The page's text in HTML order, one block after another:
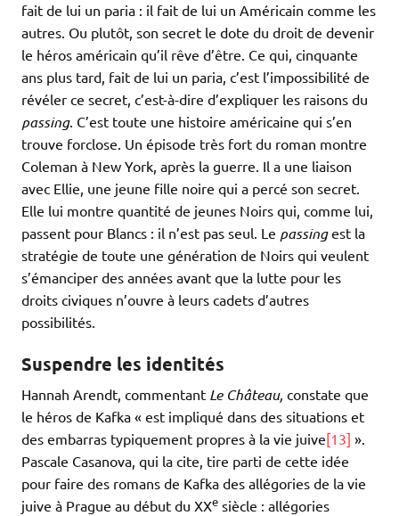
fait de lui un paria : il fait de lui un Américain comme les
autres. Ou plutôt, son secret le dote du droit de devenir
le héros américain qu’il rêve d’être. Ce qui, cinquante
ans plus tard, fait de lui un paria, c’est l’impossibilité de
révéler ce secret, c’est-à-dire d’expliquer les raisons du
passing. C’est toute une histoire américaine qui s’en
trouve forclose. Un épisode très fort du roman montre
Coleman à New York, après la guerre. Il a une liaison
avec Ellie, une jeune fille noire qui a percé son secret.
Elle lui montre quantité de jeunes Noirs qui, comme lui,
passent pour Blancs : il n’est pas seul. Le passingest la
stratégie de toute une génération de Noirs qui veulent
s’émanciper des années avant que la lutte pour les
droits civiques n’ouvre à leurs cadets d’autres
possibilités.
Suspendre les identités
Hannah Arendt, commentant Le Château, constate que
le héros de Kafka « est impliqué dans des situations et
des embarras typiquement propres à la vie juive[13] ».
Pascale Casanova, qui la cite, tire parti de cette idée
pour faire des romans de Kafka des allégories de la vie
juive à Prague au début du XXe siècle : allégories